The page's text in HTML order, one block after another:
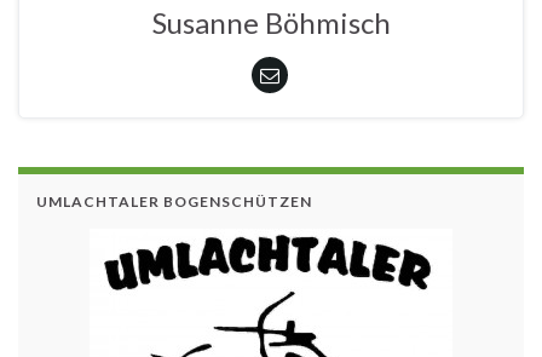
Susanne Böhmisch
UMLACHTALER BOGENSCHÜTZEN